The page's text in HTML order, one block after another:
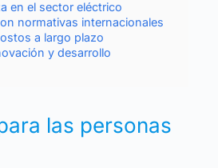
en el sector eléctrico
normativas internacionales
a largo plazo
y desarrollo
las personas